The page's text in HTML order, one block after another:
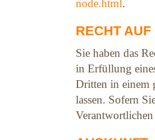
node.html.
RECHT
Sie haben das
in Erfüllung
Dritten in einem
lassen. Sofern